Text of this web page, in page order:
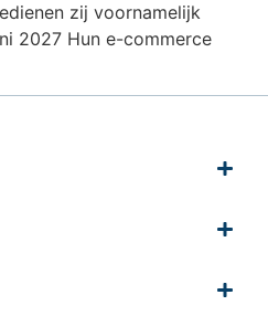
zij voornamelijk
2027 Hun e-commerce